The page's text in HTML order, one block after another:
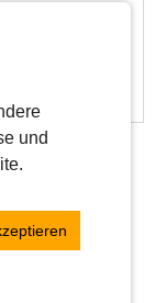
und